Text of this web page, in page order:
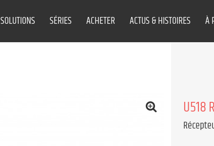
SOLUTIONS SÉRIES ACHETER ACTUS & HISTOIRES À
U518 R